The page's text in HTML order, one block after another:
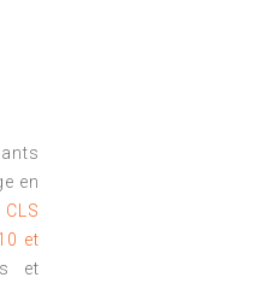
en
et
et